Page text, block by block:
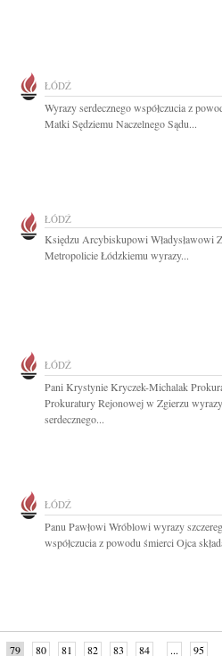
ŁÓDŹ
Wyrazy serdecznego współczucia z
Matki Sędziemu Naczelnego Sądu...
ŁÓDŹ
Księdzu Arcybiskupowi Władysławowi
Metropolicie Łódzkiemu wyrazy...
ŁÓDŹ
Pani Krystynie Kryczek-Michalak
Prokuratury Rejonowej w Zgierzu wyrazy
serdecznego...
ŁÓDŹ
Panu Pawłowi Wróblowi wyrazy
współczucia z powodu śmierci Ojca
79 80 81 82 83 84 ... 95